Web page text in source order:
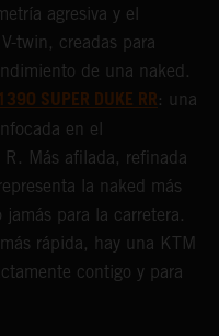
agresiva y el
twin, creadas para
de una naked.
SUPER DUKE RR: una
en el
Más afilada, refinada
la naked más
para la carretera.
rápida, hay una KTM
contigo y para